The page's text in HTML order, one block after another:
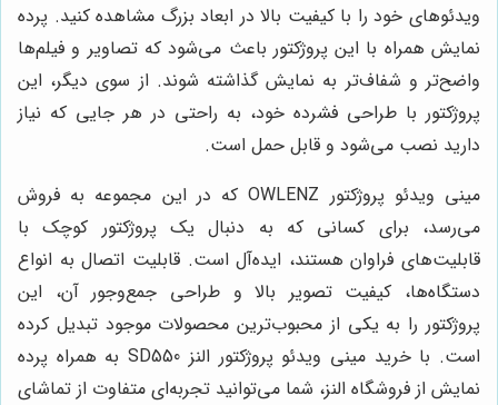
ویدئوهای خود را با کیفیت بالا در ابعاد بزرگ مشاهده کنید. پرده
نمایش همراه با این پروژکتور باعث می‌شود که تصاویر و فیلم‌ها
واضح‌تر و شفاف‌تر به نمایش گذاشته شوند. از سوی دیگر، این
پروژکتور با طراحی فشرده خود، به راحتی در هر جایی که نیاز
دارید نصب می‌شود و قابل حمل است.
مینی ویدئو پروژکتور OWLENZ که در این مجموعه به فروش
می‌رسد، برای کسانی که به دنبال یک پروژکتور کوچک با
قابلیت‌های فراوان هستند، ایده‌آل است. قابلیت اتصال به انواع
دستگاه‌ها، کیفیت تصویر بالا و طراحی جمع‌وجور آن، این
پروژکتور را به یکی از محبوب‌ترین محصولات موجود تبدیل کرده
است. با خرید مینی ویدئو پروژکتور النز SD550 به همراه پرده
نمایش از فروشگاه النز، شما می‌توانید تجربه‌ای متفاوت از تماشای